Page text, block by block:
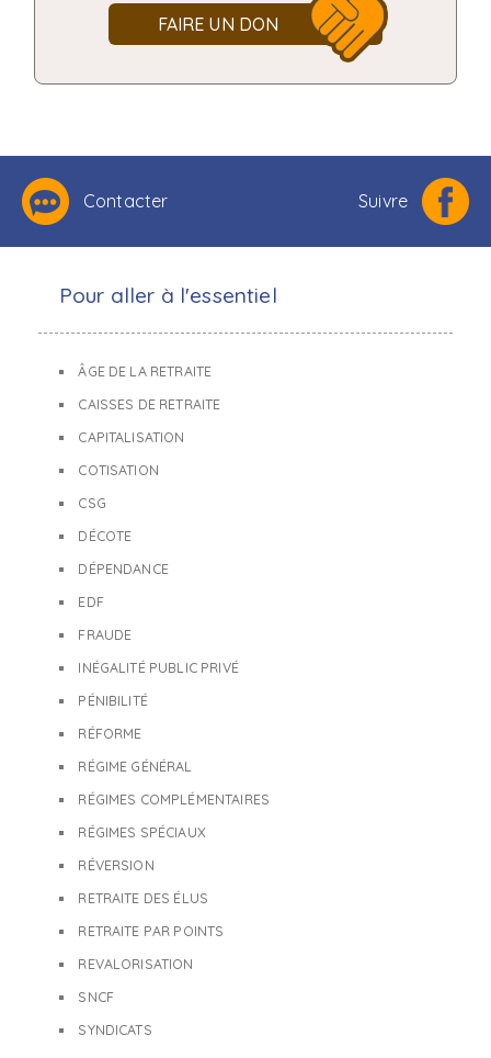
FAIRE UN DON
Contacter Suivre
Pour aller à l'essentiel
ÂGE DE LA RETRAITE
CAISSES DE RETRAITE
CAPITALISATION
COTISATION
CSG
DÉCOTE
DÉPENDANCE
EDF
FRAUDE
INÉGALITÉ PUBLIC PRIVÉ
PÉNIBILITÉ
RÉFORME
RÉGIME GÉNÉRAL
RÉGIMES COMPLÉMENTAIRES
RÉGIMES SPÉCIAUX
RÉVERSION
RETRAITE DES ÉLUS
RETRAITE PAR POINTS
REVALORISATION
SNCF
SYNDICATS